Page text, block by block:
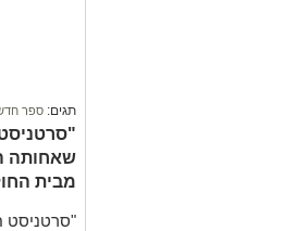
תגים: ספר
שאחותה
מבית
"סרטניסט